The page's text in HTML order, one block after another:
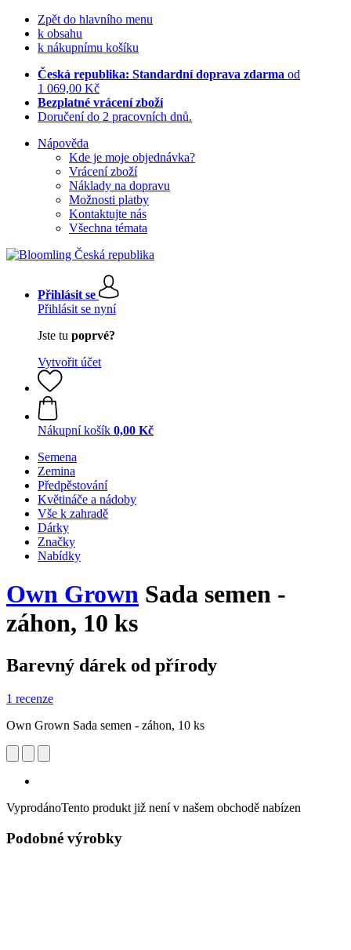
Zpět do hlavního menu
k obsahu
k nákupnímu košíku
Česká republika: Standardní doprava zdarma od
1 069,00 Kč
Bezplatné vrácení zboží
Doručení do 2 pracovních dnů.
Nápověda
Kde je moje objednávka?
Vrácení zboží
Náklady na dopravu
Možnosti platby
Kontaktujte nás
Všechna témata
Přihlásit se
Přihlásit se nyní
Jste tu poprvé?
Vytvořit účet
Nákupní košík 0,00 Kč
Semena
Zemina
Předpěstování
Květináče a nádoby
Vše k zahradě
Dárky
Značky
Nabídky
Own Grown Sada semen -
záhon, 10 ks
Barevný dárek od přírody
1 recenze
Own Grown Sada semen - záhon, 10 ks
VyprodánoTento produkt již není v našem obchodě nabízen
Podobné výrobky